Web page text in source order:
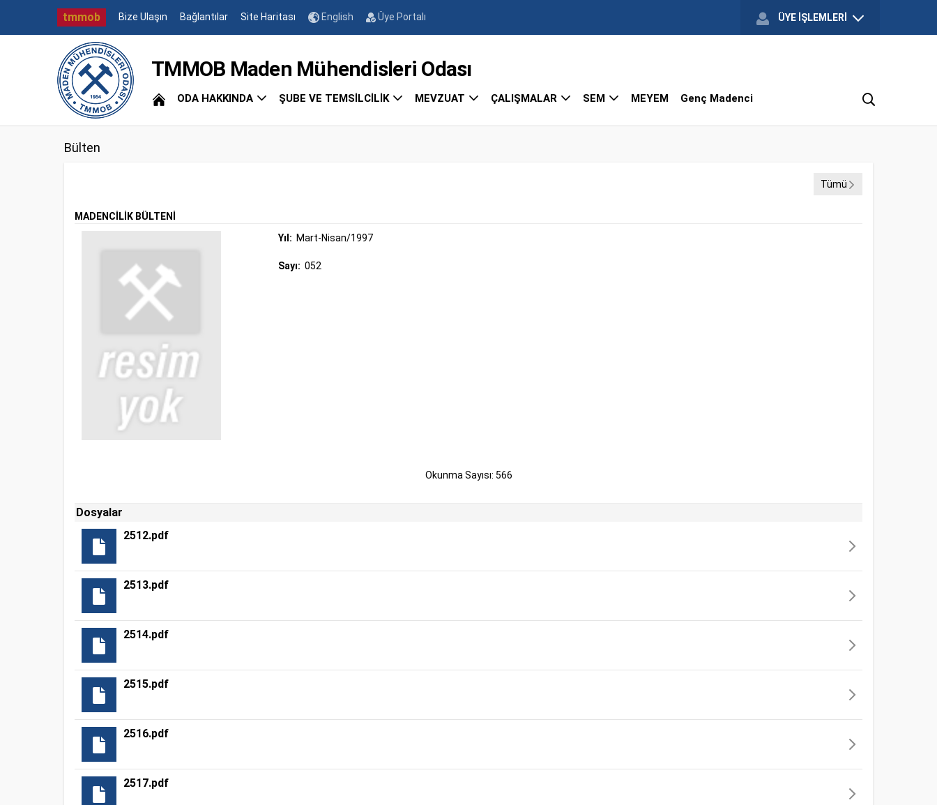
tmmob Bize Ulaşın Bağlantılar Site Haritası English Üye Portalı ÜYE İŞLEMLERİ
TMMOB Maden Mühendisleri Odası
ODA HAKKINDA ŞUBE VE TEMSİLCİLİK MEVZUAT ÇALIŞMALAR SEM MEYEM Genç Madenci
Bülten
Tümü
MADENCİLİK BÜLTENİ
Yıl: Mart-Nisan/1997
Sayı: 052
Okunma Sayısı: 566
Dosyalar
2512.pdf
2513.pdf
2514.pdf
2515.pdf
2516.pdf
2517.pdf